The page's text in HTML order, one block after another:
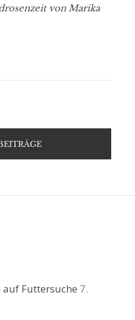
von Marika
Futtersuche 7.